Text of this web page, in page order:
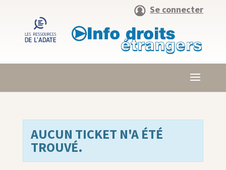
Se connecter
AUCUN TICKET N'A ÉTÉ
TROUVÉ.